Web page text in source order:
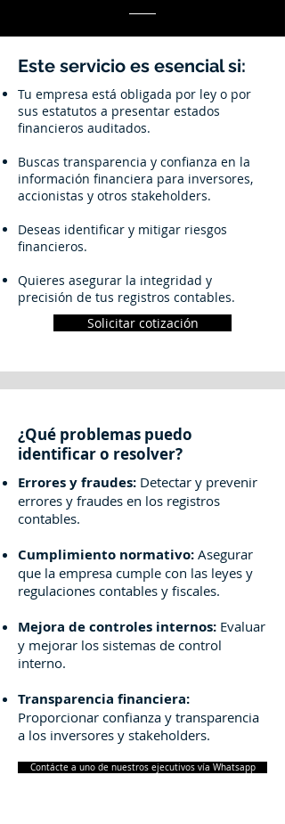
Este servicio es esencial si:
Tu empresa está obligada por ley o por
sus estatutos a presentar estados
financieros auditados.
Buscas transparencia y confianza en la
información financiera para inversores,
accionistas y otros stakeholders.
Deseas identificar y mitigar riesgos
financieros.
Quieres asegurar la integridad y
precisión de tus registros contables.
Solicitar cotización
¿Qué problemas puedo
identificar o resolver?
Errores y fraudes: Detectar y prevenir
errores y fraudes en los registros
contables.
Cumplimiento normativo: Asegurar
que la empresa cumple con las leyes y
regulaciones contables y fiscales.
Mejora de controles internos: Evaluar
y mejorar los sistemas de control
interno.
Transparencia financiera:
Proporcionar confianza y transparencia
a los inversores y stakeholders.
Contácte a uno de nuestros ejecutivos vía Whatsapp